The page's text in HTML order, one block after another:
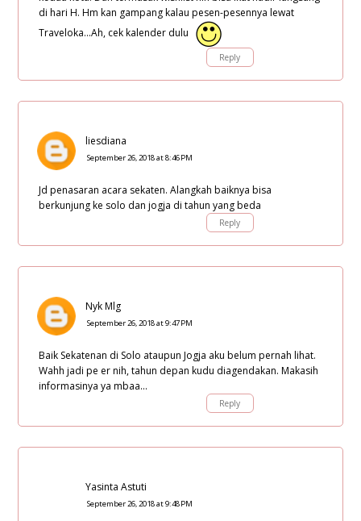
di hari H. Hm kan gampang kalau pesen-pesennya lewat
Traveloka...Ah, cek kalender dulu
Reply
liesdiana
September 26, 2018 at 8:46 PM
Jd penasaran acara sekaten. Alangkah baiknya bisa
berkunjung ke solo dan jogja di tahun yang beda
Reply
Nyk Mlg
September 26, 2018 at 9:47 PM
Baik Sekatenan di Solo ataupun Jogja aku belum pernah lihat.
Wahh jadi pe er nih, tahun depan kudu diagendakan. Makasih
informasinya ya mbaa...
Reply
Yasinta Astuti
September 26, 2018 at 9:48 PM